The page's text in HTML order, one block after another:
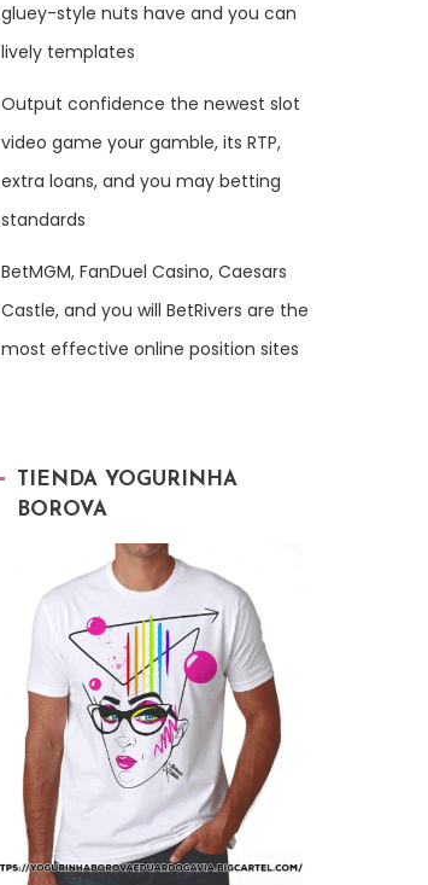
gluey-style nuts have and you can
lively templates
Output confidence the newest slot
video game your gamble, its RTP,
extra loans, and you may betting
standards
BetMGM, FanDuel Casino, Caesars
Castle, and you will BetRivers are the
most effective online position sites
TIENDA YOGURINHA
BOROVA